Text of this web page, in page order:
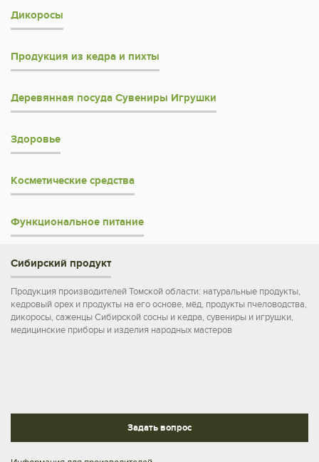
Дикоросы
Продукция из кедра и пихты
Деревянная посуда Сувениры Игрушки
Здоровье
Косметические средства
Функциональное питание
Сибирский продукт
Продукция производителей Томской области: натуральные продукты,
кедровый орех и продукты на его основе, мёд, продукты пчеловодства,
дикоросы, саженцы Сибирской сосны и кедра, сувениры и игрушки,
медицинские приборы и изделия народных мастеров
Задать вопрос